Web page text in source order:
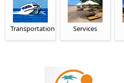
Transportation Services